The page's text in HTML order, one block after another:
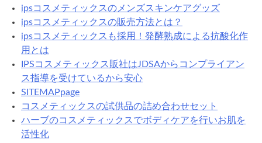
ipsコスメティックスのメンズスキンケアグッズ
ipsコスメティックスの販売方法とは？
ipsコスメティックスも採用！発酵熟成による抗酸化作
用とは
IPSコスメティックス販社はJDSAからコンプライアン
ス指導を受けているから安心
SITEMAPpage
コスメティックスの試供品の詰め合わせセット
ハーブのコスメティックスでボディケアを行いお肌を
活性化